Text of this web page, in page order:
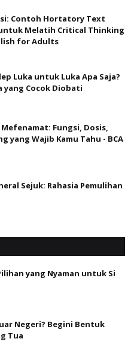
Contoh Hortatory Text
Melatih Critical Thinking
for Adults
Luka untuk Luka Apa Saja?
yang Cocok Diobati
Fungsi, Dosis,
yang Wajib Kamu Tahu - BCA
Sejuk: Rahasia Pemulihan
yang Nyaman untuk Si
Negeri? Begini Bentuk
Tua